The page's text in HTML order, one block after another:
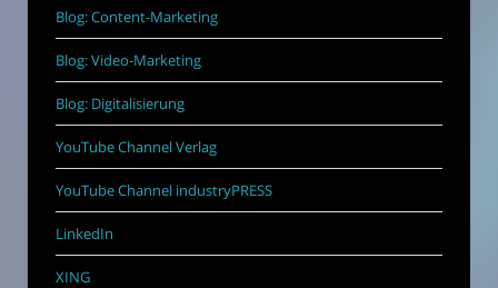
Blog: Content-Marketing
Blog: Video-Marketing
Blog: Digitalisierung
YouTube Channel Verlag
YouTube Channel industryPRESS
LinkedIn
XING